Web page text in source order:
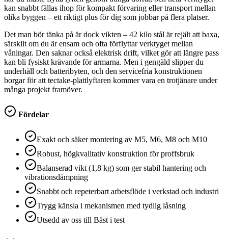
kan snabbt fällas ihop för kompakt förvaring eller transport mellan
olika byggen – ett riktigt plus för dig som jobbar på flera platser.
Det man bör tänka på är dock vikten – 42 kilo stål är rejält att baxa,
särskilt om du är ensam och ofta förflyttar verktyget mellan
våningar. Den saknar också elektrisk drift, vilket gör att längre pass
kan bli fysiskt krävande för armarna. Men i gengäld slipper du
underhåll och batteribyten, och den servicefria konstruktionen
borgar för att tectake-plattlyftaren kommer vara en trotjänare under
många projekt framöver.
Fördelar
Exakt och säker montering av M5, M6, M8 och M10
Robust, högkvalitativ konstruktion för proffsbruk
Balanserad vikt (1,8 kg) som ger stabil hantering och
vibrationsdämpning
Snabbt och repeterbart arbetsflöde i verkstad och industri
Trygg känsla i mekanismen med tydlig låsning
Utsedd av oss till Bäst i test